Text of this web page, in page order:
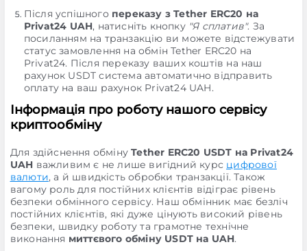
Після успішного переказу з Tether ERC20 на
Privat24 UAH, натисніть кнопку "Я сплатив". За
посиланням на транзакцію ви можете відстежувати
статус замовлення на обмін Tether ERC20 на
Privat24. Після переказу ваших коштів на наш
рахунок USDT система автоматично відправить
оплату на ваш рахунок Privat24 UAH.
Інформація про роботу нашого сервісу
криптообміну
Для здійснення обмінуTether ERC20 USDT на Privat24
UAH важливим є не лише вигідний курс цифрової
валюти, а й швидкість обробки транзакції. Також
вагому роль для постійних клієнтів відіграє рівень
безпеки обмінного сервісу. Наш обмінник має безліч
постійних клієнтів, які дуже цінують високий рівень
безпеки, швидку роботу та грамотне технічне
виконання миттєвого обміну USDT на UAH.